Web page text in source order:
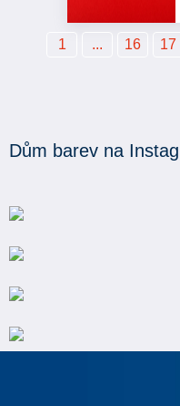
1 ... 16 17
Dům barev na